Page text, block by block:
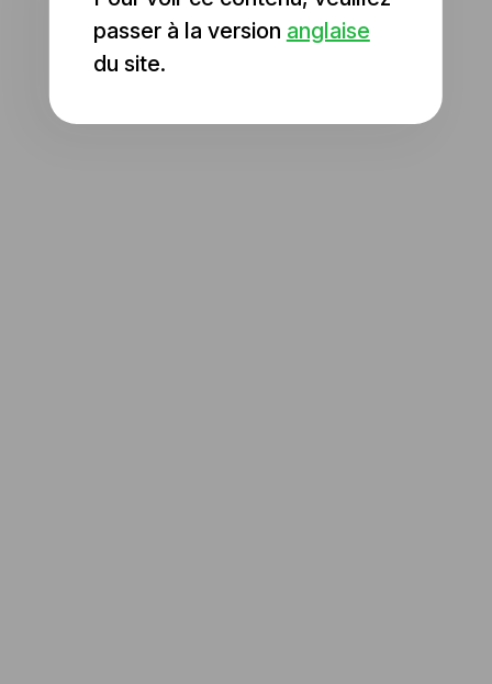
passer à la version anglaise
du site.